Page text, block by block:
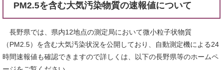
PM2.5を含む大気汚染物質の速報値について
長野県では、県内12地点の測定局において微小粒子状物質
（PM2.5）を含む大気汚染状況を公開しており、自動測定機による24
時間速報値も確認できますので詳しくは、以下の長野県等のホームペ